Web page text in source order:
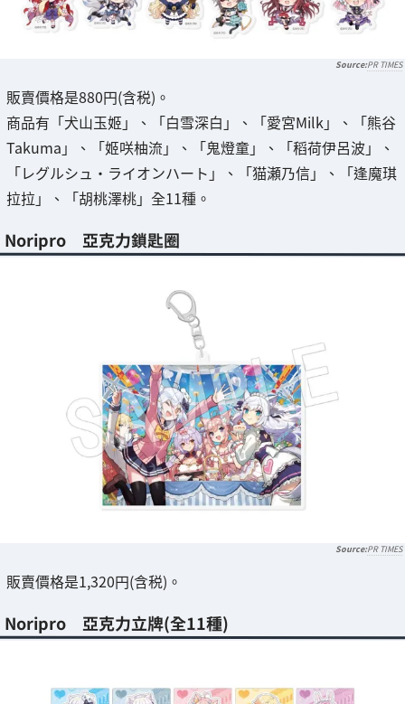
PR TIMES
販賣價格是880円(含税)。
商品有「犬山玉姬」、「白雪深白」、「愛宮Milk」、「熊谷
Takuma」、「姬咲柚流」、「鬼燈童」、「稻荷伊呂波」、
「レグルシュ・ライオンハート」、「猫瀬乃信」、「逢魔琪
拉拉」、「胡桃澤桃」全11種。
Noripro 亞克力鎖匙圈
PR TIMES
販賣價格是1,320円(含税)。
Noripro 亞克力立牌(全11種)